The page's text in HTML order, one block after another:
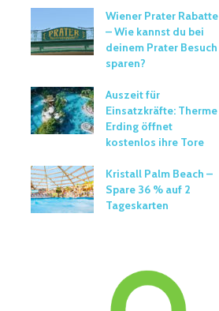
Wiener Prater Rabatte
– Wie kannst du bei
deinem Prater Besuch
sparen?
Auszeit für
Einsatzkräfte: Therme
Erding öffnet
kostenlos ihre Tore
Kristall Palm Beach –
Spare 36 % auf 2
Tageskarten